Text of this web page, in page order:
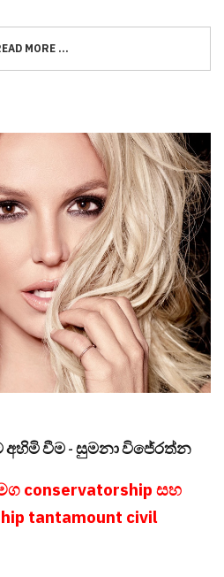
MORE ...
අහිමි වීම - සුමනා විජේරත්න
conservatorship සහ
tantamount civil